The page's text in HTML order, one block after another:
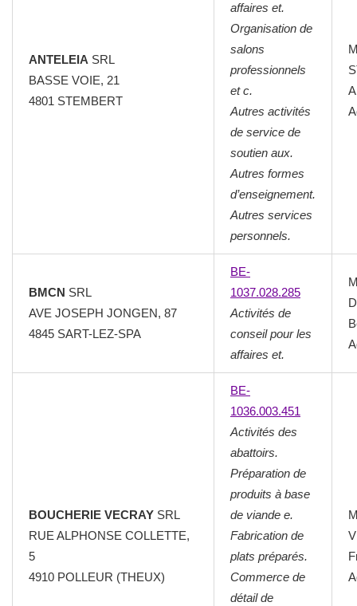
ANTELEIA SRL
BASSE VOIE, 21
4801 STEMBERT
affaires et.
Organisation de
salons
professionnels
et c.
Autres activités
de service de
soutien aux.
Autres formes
d’enseignement.
Autres services
personnels.
BMCN SRL
AVE JOSEPH JONGEN, 87
4845 SART-LEZ-SPA
BE-
1037.028.285
Activités de
conseil pour les
affaires et.
BOUCHERIE VECRAY SRL
RUE ALPHONSE COLLETTE,
5
4910 POLLEUR (THEUX)
BE-
1036.003.451
Activités des
abattoirs.
Préparation de
produits à base
de viande e.
Fabrication de
plats préparés.
Commerce de
détail de